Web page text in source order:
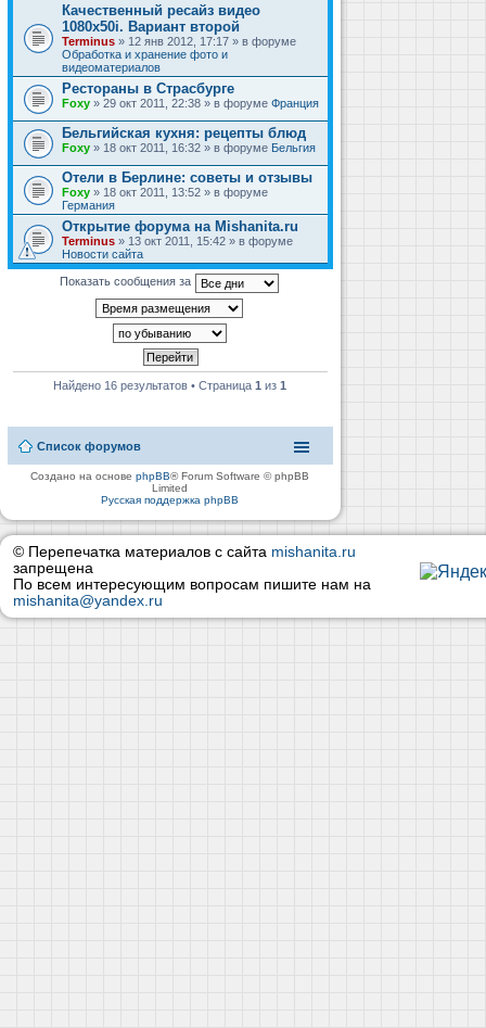
Качественный ресайз видео
1080x50i. Вариант второй
Terminus » 12 янв 2012, 17:17 » в форуме
Обработка и хранение фото и
видеоматериалов
Рестораны в Страсбурге
Foxy » 29 окт 2011, 22:38 » в форуме Франция
Бельгийская кухня: рецепты блюд
Foxy » 18 окт 2011, 16:32 » в форуме Бельгия
Отели в Берлине: советы и отзывы
Foxy » 18 окт 2011, 13:52 » в форуме
Германия
Открытие форума на Mishanita.ru
Terminus » 13 окт 2011, 15:42 » в форуме
Новости сайта
Показать сообщения за
Найдено 16 результатов • Страница1 из1
Список форумов
Создано на основеphpBB® Forum Software © phpBB
Limited
Русская поддержка phpBB
© Перепечатка материалов с сайта mishanita.ru
запрещена
По всем интересующим вопросам пишите нам на
mishanita@yandex.ru